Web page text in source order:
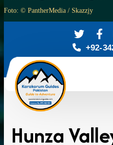
Foto: © PantherMedia / Skazzjy